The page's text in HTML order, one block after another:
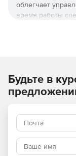
облегчает
время работы
к угрозам
Основные
Надежная
Многоуровневые
обеспечивают
Будьте в